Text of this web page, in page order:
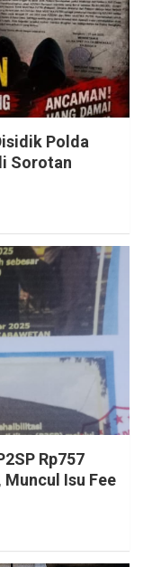
Polda
Sorotan
Rp757
Isu Fee